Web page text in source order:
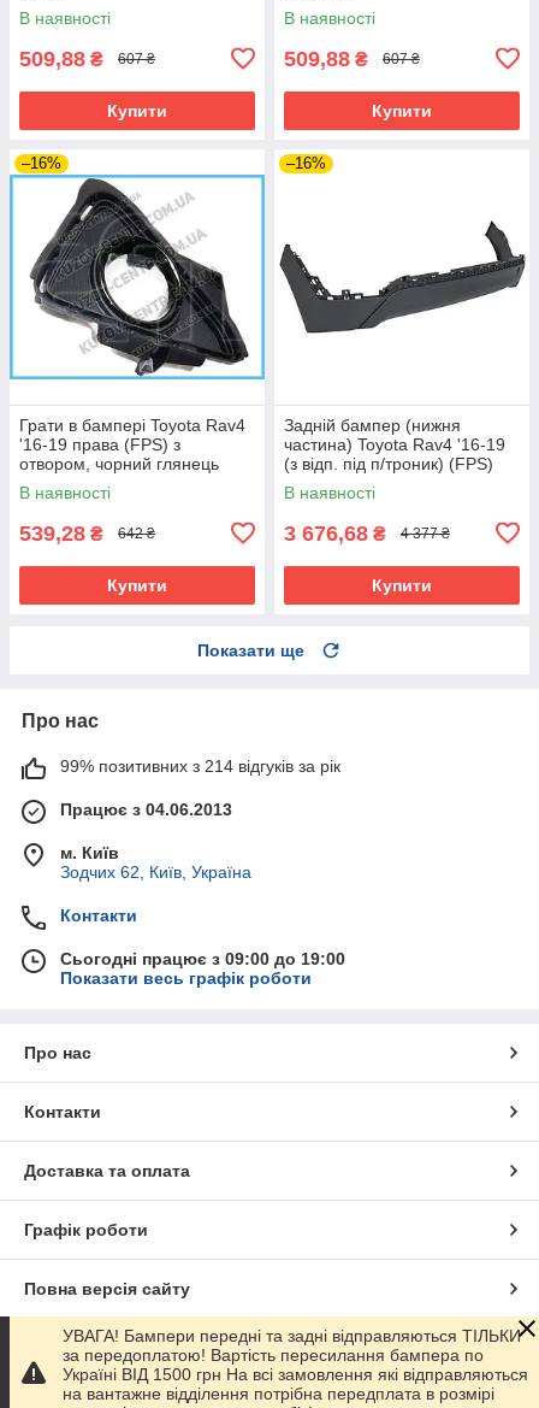
В наявності
509,88 ₴ 607 ₴
Купити
В наявності
509,88 ₴ 607 ₴
Купити
–16%
Грати в бампері Toyota Rav4
'16-19 права (FPS) з
отвором, чорний глянець
В наявності
539,28 ₴ 642 ₴
Купити
–16%
Задній бампер (нижня
частина) Toyota Rav4 '16-19
(з відп. під п/троник) (FPS)
В наявності
3 676,68 ₴ 4 377 ₴
Купити
Показати ще
Про нас
99% позитивних з 214 відгуків за рік
Працює з 04.06.2013
м. Київ
Зодчих 62, Київ, Україна
Контакти
Сьогодні працює з 09:00 до 19:00
Показати весь графік роботи
Про нас
Контакти
Доставка та оплата
Графік роботи
Повна версія сайту
Сайт створено на маркетплейсіProm.ua
УВАГА! Бампери передні та задні відправляються ТІЛЬКИ
за передоплатою! Вартість пересилання бампера по
Україні ВІД 1500 грн На всі замовлення які відправляються
на вантажне відділення потрібна передплата в розмірі